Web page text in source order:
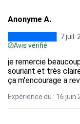
Anonyme A.
7 juil.
Avis vérifié
je remercie
souriant et très
ça m'encourage a
Expérience du : 16 juin